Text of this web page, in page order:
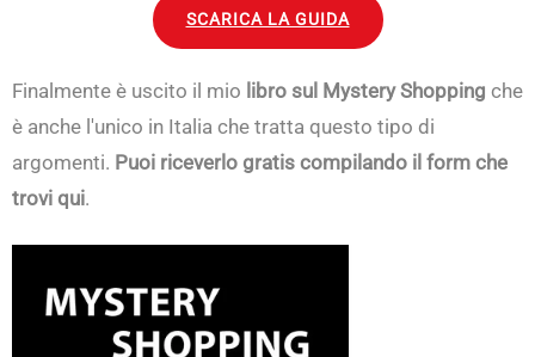
SCARICA LA GUIDA
Finalmente è uscito il mio libro sul Mystery Shopping che
è anche l'unico in Italia che tratta questo tipo di
argomenti. Puoi riceverlo gratis compilando il form che
trovi qui.